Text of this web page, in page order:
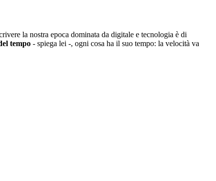
la nostra epoca dominata da digitale e tecnologia è di
tempo - spiega lei -, ogni cosa ha il suo tempo: la velocità va